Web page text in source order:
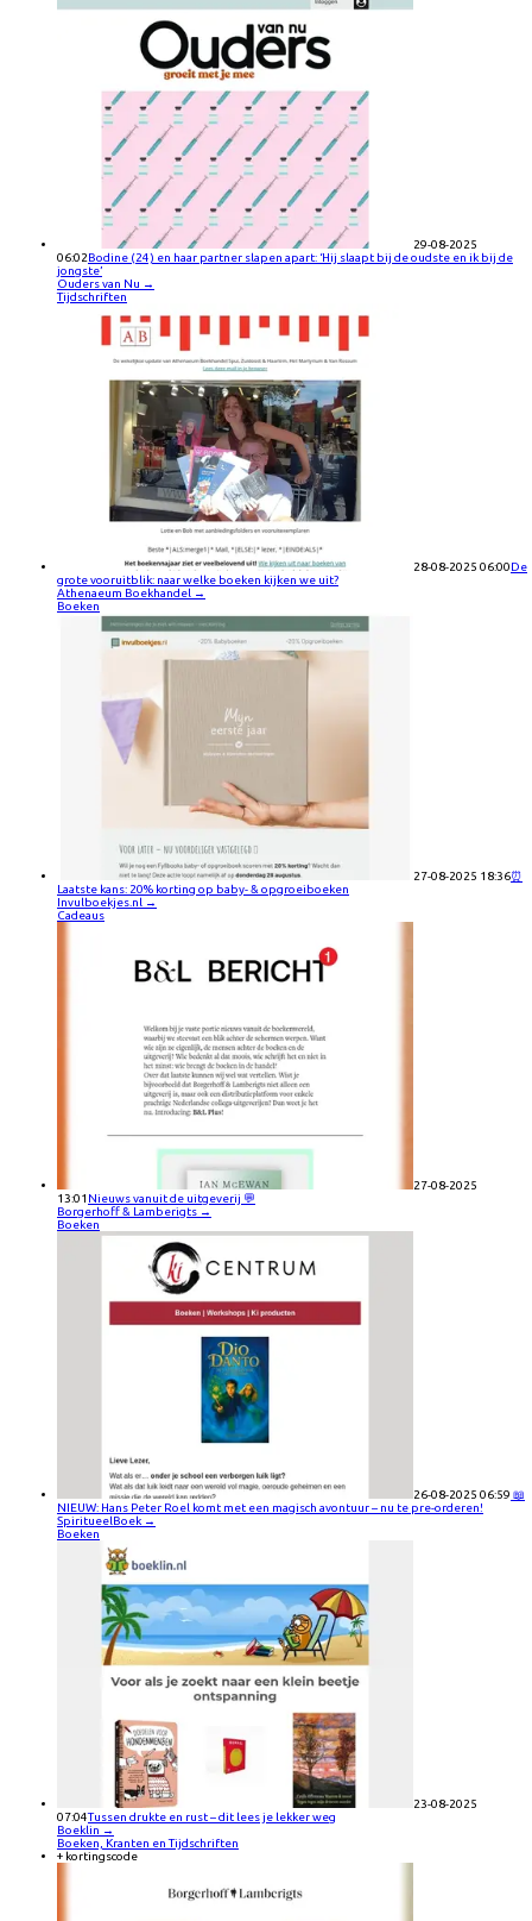
29-08-2025
06:02Bodine (24) en haar partner slapen apart: ‘Hij slaapt bij de oudste en ik bij de
jongste’
Ouders van Nu →
Tijdschriften
28-08-2025 06:00De
grote vooruitblik: naar welke boeken kijken we uit?
Athenaeum Boekhandel →
Boeken
27-08-2025 18:36⏰
Laatste kans: 20% korting op baby- & opgroeiboeken
Invulboekjes.nl →
Cadeaus
27-08-2025
13:01 Nieuws vanuit de uitgeverij 💬
Borgerhoff & Lamberigts →
Boeken
26-08-2025 06:59 📖
NIEUW: Hans Peter Roel komt met een magisch avontuur – nu te pre-orderen!
SpiritueelBoek →
Boeken
23-08-2025
07:04Tussen drukte en rust – dit lees je lekker weg
Boeklin →
Boeken, Kranten en Tijdschriften
+ kortingscode